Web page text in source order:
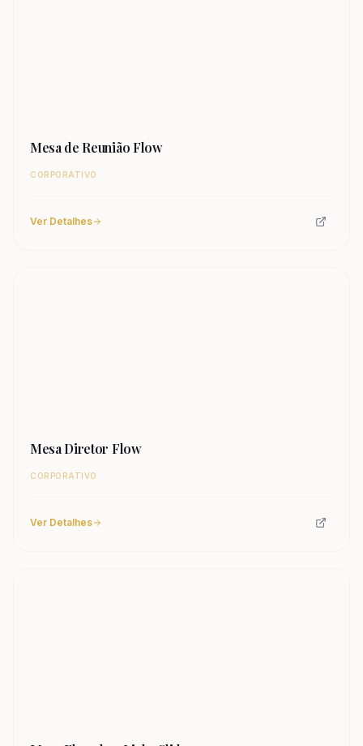
Mesa de Reunião Flow
CORPORATIVO
Ver Detalhes
Mesa Diretor Flow
CORPORATIVO
Ver Detalhes